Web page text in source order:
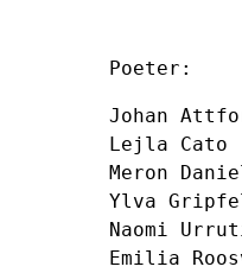
Poeter:
Johan
Lejla Cato
Meron
Ylva
Naomi
Emilia